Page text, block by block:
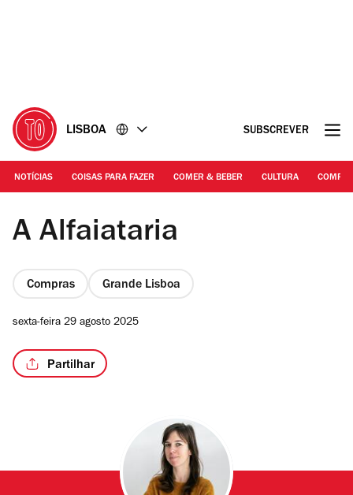
LISBOA SUBSCREVER
NOTÍCIAS COISAS PARA FAZER COMER & BEBER CULTURA
Rita Chantre | A Alfaiataria
A Alfaiataria
Compras Grande Lisboa
sexta-feira 29 agosto 2025
Partilhar